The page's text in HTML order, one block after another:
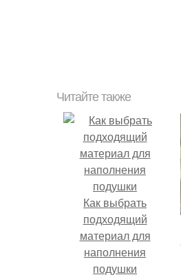
Читайте также
Как выбрать
подходящий
материал для
наполнения
подушки